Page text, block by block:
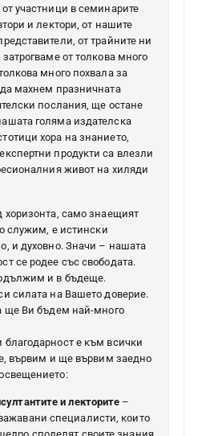
участници в семинарите
и лектори, от нашите
от трайните ни
от толкова много
много похвала за
махнем празничната
послания, ще остане
голяма издателска
хора на знанието,
продукти са влезли
живот на хиляди
хоризонта, само знаещият
служим, е истински
и духовно. Значи – нашата
се родее със свободата.
и в бъдеще.
силата на Вашето доверие.
ще Ви бъдем най-много
е към всички
вървим и ще вървим заедно
и лекторите –
специалисти, които